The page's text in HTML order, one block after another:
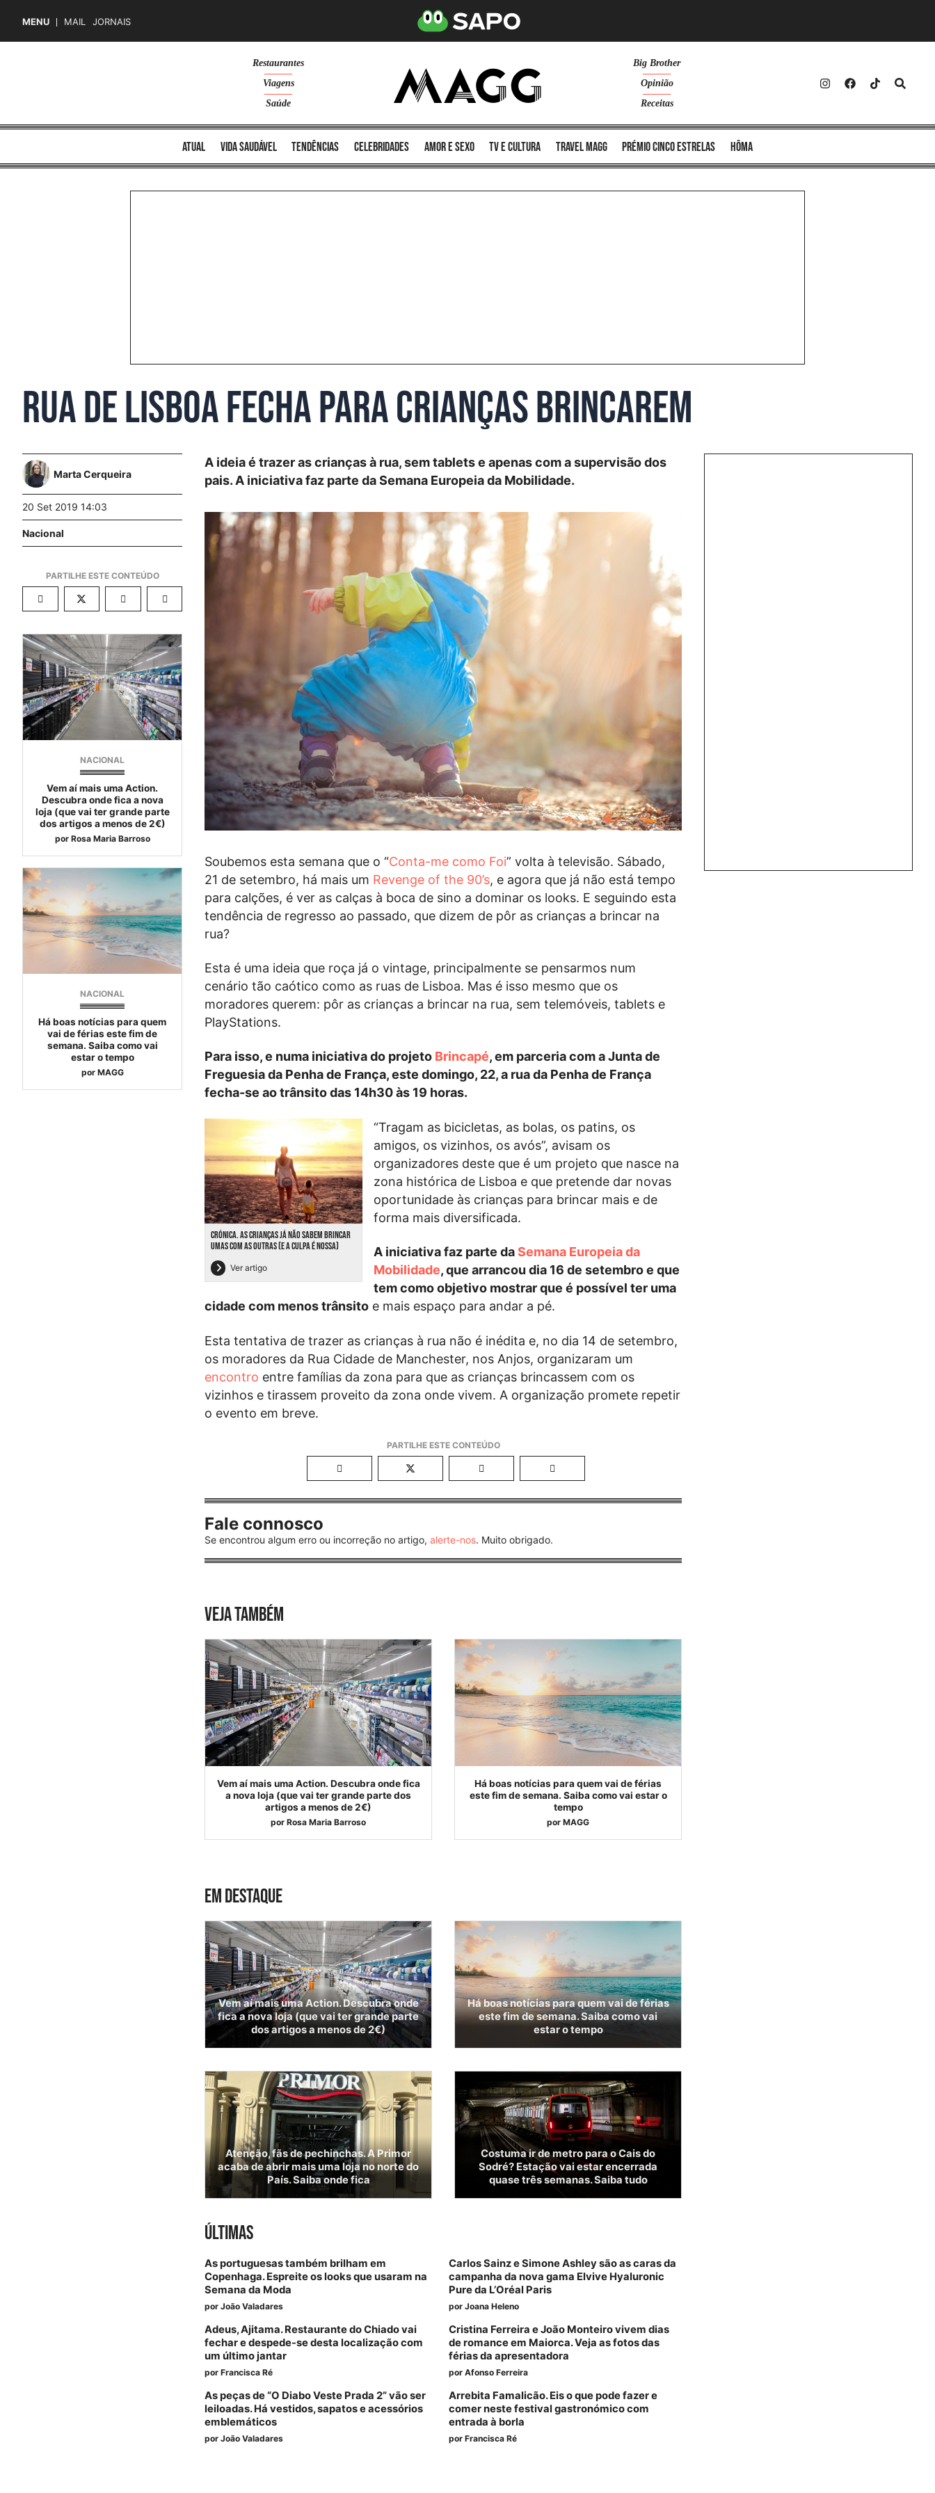
MENU MAIL JORNAIS
Restaurantes
Viagens
Saúde
Big Brother
Opinião
Receitas
atual vida saudável tendências celebridades amor e sexo TV e cultura Travel MAGG Prémio Cinco Estrelas Hôma
Rua de Lisboa fecha para crianças brincarem
Marta Cerqueira
20 Set 2019 14:03
Nacional
NACIONAL
Vem aí mais uma Action.
Descubra onde fica a nova
loja (que vai ter grande parte
dos artigos a menos de 2€)
por Rosa Maria Barroso
NACIONAL
Há boas notícias para quem
vai de férias este fim de
semana. Saiba como vai
estar o tempo
por MAGG
A ideia é trazer as crianças à rua, sem tablets e apenas com a supervisão dos
pais. A iniciativa faz parte da Semana Europeia da Mobilidade.
Soubemos esta semana que o “Conta-me como Foi” volta à televisão. Sábado,
21 de setembro, há mais um Revenge of the 90’s, e agora que já não está tempo
para calções, é ver as calças à boca de sino a dominar os looks. E seguindo esta
tendência de regresso ao passado, que dizem de pôr as crianças a brincar na
rua?
Esta é uma ideia que roça já o vintage, principalmente se pensarmos num
cenário tão caótico como as ruas de Lisboa. Mas é isso mesmo que os
moradores querem: pôr as crianças a brincar na rua, sem telemóveis, tablets e
PlayStations.
Para isso, e numa iniciativa do projeto Brincapé, em parceria com a Junta de
Freguesia da Penha de França, este domingo, 22, a rua da Penha de França
fecha-se ao trânsito das 14h30 às 19 horas.
CRÓNICA. AS CRIANÇAS JÁ NÃO SABEM BRINCAR
UMAS COM AS OUTRAS (E A CULPA É NOSSA)
Ver artigo
“Tragam as bicicletas, as bolas, os patins, os
amigos, os vizinhos, os avós”, avisam os
organizadores deste que é um projeto que nasce na
zona histórica de Lisboa e que pretende dar novas
oportunidade às crianças para brincar mais e de
forma mais diversificada.
A iniciativa faz parte daSemana Europeia da
Mobilidade, que arrancou dia 16 de setembro e que
tem como objetivo mostrar que é possível ter uma
cidade com menos trânsito e mais espaço para andar a pé.
Esta tentativa de trazer as crianças à rua não é inédita e, no dia 14 de setembro,
os moradores da Rua Cidade de Manchester, nos Anjos, organizaram um
encontro entre famílias da zona para que as crianças brincassem com os
vizinhos e tirassem proveito da zona onde vivem. A organização promete repetir
o evento em breve.
Fale connosco
Se encontrou algum erro ou incorreção no artigo,alerte-nos. Muito obrigado.
VEJA TAMBÉM
Vem aí mais uma Action. Descubra onde fica
a nova loja (que vai ter grande parte dos
artigos a menos de 2€)
por Rosa Maria Barroso
Há boas notícias para quem vai de férias
este fim de semana. Saiba como vai estar o
tempo
por MAGG
EM DESTAQUE
Vem aí mais uma Action. Descubra onde
fica a nova loja (que vai ter grande parte
dos artigos a menos de 2€)
Há boas notícias para quem vai de férias
este fim de semana. Saiba como vai
estar o tempo
Atenção, fãs de pechinchas. A Primor
acaba de abrir mais uma loja no norte do
País. Saiba onde fica
Costuma ir de metro para o Cais do
Sodré? Estação vai estar encerrada
quase três semanas. Saiba tudo
ÚLTIMAS
As portuguesas também brilham em
Copenhaga. Espreite os looks que usaram na
Semana da Moda
por João Valadares
Carlos Sainz e Simone Ashley são as caras da
campanha da nova gama Elvive Hyaluronic
Pure da L’Oréal Paris
por Joana Heleno
Adeus, Ajitama. Restaurante do Chiado vai
fechar e despede-se desta localização com
um último jantar
por Francisca Ré
Cristina Ferreira e João Monteiro vivem dias
de romance em Maiorca. Veja as fotos das
férias da apresentadora
por Afonso Ferreira
As peças de “O Diabo Veste Prada 2” vão ser
leiloadas. Há vestidos, sapatos e acessórios
emblemáticos
por João Valadares
Arrebita Famalicão. Eis o que pode fazer e
comer neste festival gastronómico com
entrada à borla
por Francisca Ré